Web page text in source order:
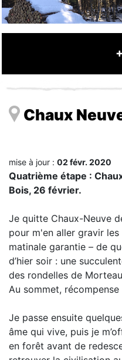
Chaux
mise à jour : 02 févr. 2020
Quatrième étape :
Bois, 26 février.
Je quitte Chaux-Neuve
pour m'en aller gravir
matinale garantie – de
d’hier soir : une
des rondelles de
Au sommet, récompense
Je passe ensuite
âme qui vive, puis je
en forêt avant de